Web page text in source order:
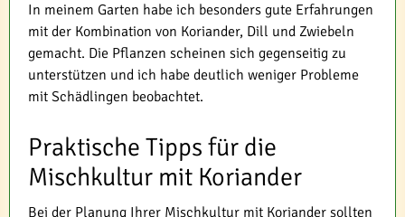
In meinem Garten habe ich besonders gute Erfahrungen
mit der Kombination von Koriander, Dill und Zwiebeln
gemacht. Die Pflanzen scheinen sich gegenseitig zu
unterstützen und ich habe deutlich weniger Probleme
mit Schädlingen beobachtet.
Praktische Tipps für die
Mischkultur mit Koriander
Bei der Planung Ihrer Mischkultur mit Koriander sollten